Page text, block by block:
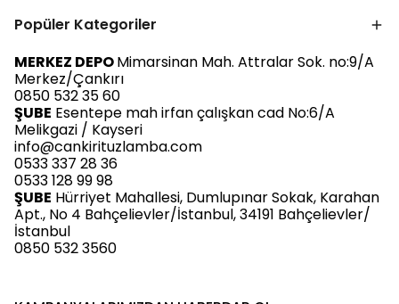
Popüler Kategoriler
MERKEZ DEPOMimarsinan Mah. Attralar Sok. no:9/A
Merkez/Çankırı
0850 532 35 60
ŞUBE Esentepe mah irfan çalışkan cad No:6/A
Melikgazi / Kayseri
info@cankirituzlamba.com
0533 337 28 36
0533 128 99 98
ŞUBE Hürriyet Mahallesi, Dumlupınar Sokak, Karahan
Apt., No 4 Bahçelievler/İstanbul, 34191 Bahçelievler/
İstanbul
0850 532 3560